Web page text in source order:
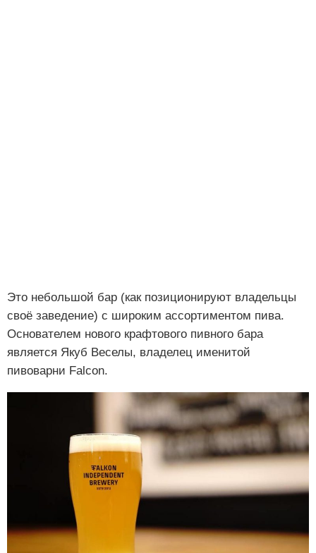
Это небольшой бар (как позиционируют владельцы
своё заведение) с широким ассортиментом пива.
Основателем нового крафтового пивного бара
является Якуб Веселы, владелец именитой
пивоварни Falcon.